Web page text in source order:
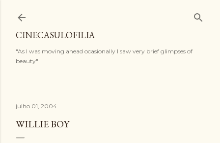
CINECASULOFILIA
"As I was moving ahead ocasionally I saw very brief glimpses of
beauty"
julho 01, 2004
WILLIE BOY